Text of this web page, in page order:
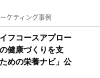
ケティング事例
コースアプローチ視点の女
フコースアプロー
健康づくりを支
めの栄養ナビ」公